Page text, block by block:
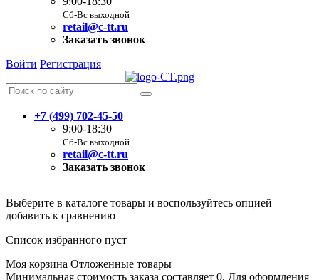
Сб-Вс выходной
retail@c-tt.ru
Заказать звонок
Войти Регистрация
+7 (499) 702-45-50
9:00-18:30
Сб-Вс выходной
retail@c-tt.ru
Заказать звонок
Выберите в каталоге товары и воспользуйтесь опцией
добавить к сравнению
Список избранного пуст
Моя корзина Отложенные товары
Минимальная стоимость заказа составляет 0. Для оформления